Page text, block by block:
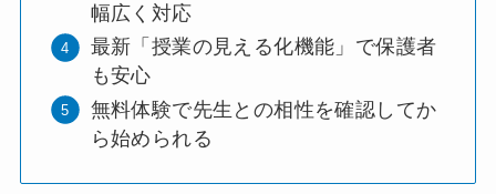
幅広く対応
最新「授業の見える化機能」で保護者
も安心
無料体験で先生との相性を確認してか
ら始められる